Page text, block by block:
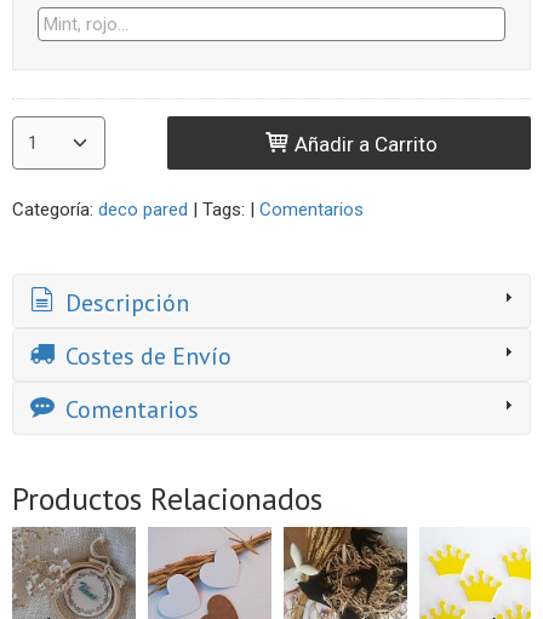
Añadir a Carrito
Categoría: deco pared Tags: Comentarios
Descripción
Costes de Envío
Comentarios
Productos Relacionados